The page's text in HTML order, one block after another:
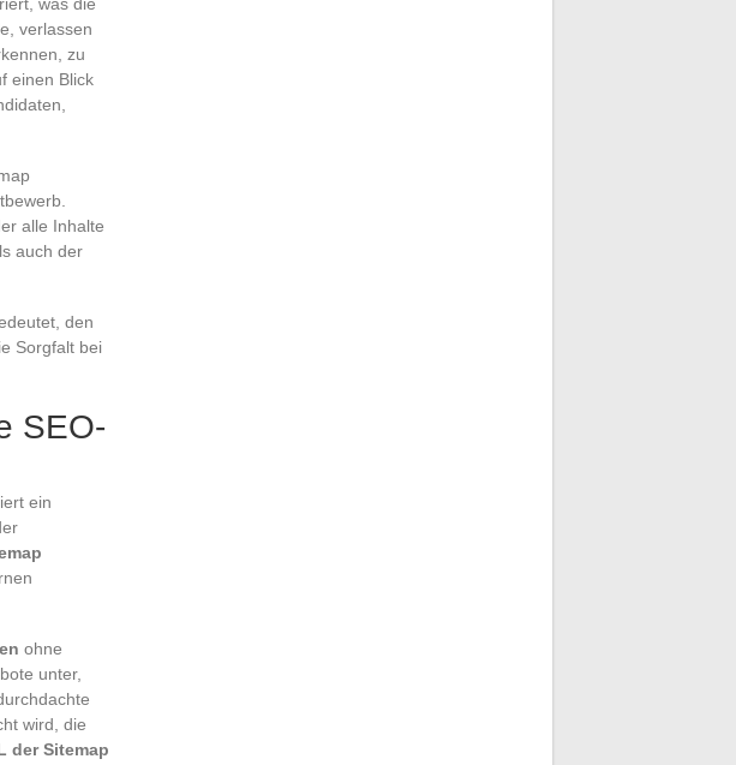
verlassen
zu
einen Blick
alle Inhalte
auch der
den
Sorgfalt bei
SEO-
ein
ohne
unter,
wird, die
der Sitemap